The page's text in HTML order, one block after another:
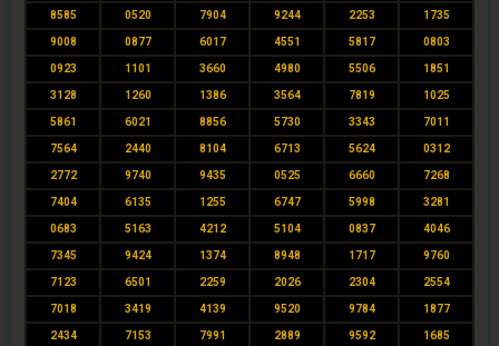
8585 0520 7904 9244 2253 1735
9008 0877 6017 4551 5817 0803
0923 1101 3660 4980 5506 1851
3128 1260 1386 3564 7819 1025
5861 6021 8856 5730 3343 7011
7564 2440 8104 6713 5624 0312
2772 9740 9435 0525 6660 7268
7404 6135 1255 6747 5998 3281
0683 5163 4212 5104 0837 4046
7345 9424 1374 8948 1717 9760
7123 6501 2259 2026 2304 2554
7018 3419 4139 9520 9784 1877
2434 7153 7991 2889 9592 1685